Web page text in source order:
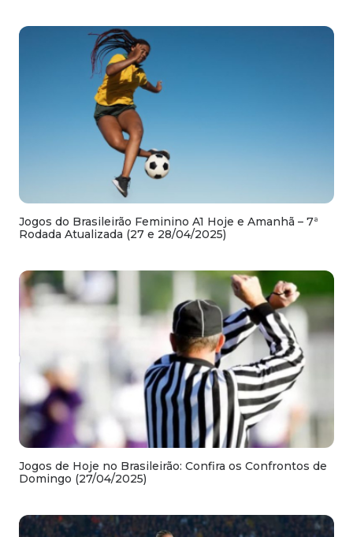
Jogos do Brasileirão Feminino A1 Hoje e Amanhã – 7ª
Rodada Atualizada (27 e 28/04/2025)
Jogos de Hoje no Brasileirão: Confira os Confrontos de
Domingo (27/04/2025)